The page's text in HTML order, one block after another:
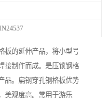
板的延伸产品，将小型号
接制作而成。是压锁钢格
品。扁钢穿孔钢格板优势
美观度高。常用于游乐